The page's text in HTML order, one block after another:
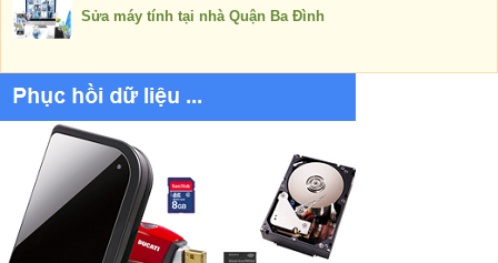
Sửa máy tính tại nhà Quận Ba Đình